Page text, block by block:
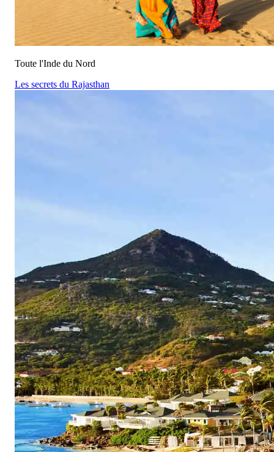
Toute l'Inde du Nord
Les secrets du Rajasthan